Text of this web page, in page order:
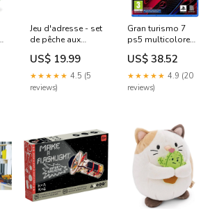
Jeu d'adresse - set
de pêche aux
canards
multicolor Plan
Toys
US$ 19.99
★★★★★ 4.5 (5
reviews)
Gran turismo 7
ps5 multicolore
Mushie
US$ 38.52
★★★★★ 4.9 (20
reviews)